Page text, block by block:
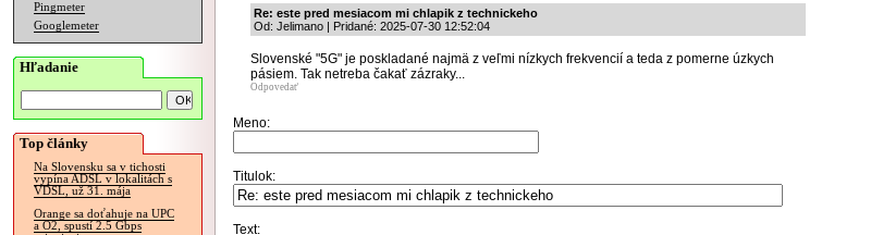
Pingmeter
Googlemeter
Hľadanie
Top články
Na Slovensku sa v tichosti
vypína ADSL v lokalitách s
VDSL, už 31. mája
Orange sa doťahuje na UPC
a O2, spustí 2.5 Gbps
Re: este pred mesiacom mi chlapik z technickeho
Od: Jelimano | Pridané: 2025-07-30 12:52:04
Slovenské "5G" je poskladané najmä z veľmi nízkych frekvencií a teda z pomerne úzkych
pásiem. Tak netreba čakať zázraky...
Odpovedať
Meno:
Titulok:
Text: